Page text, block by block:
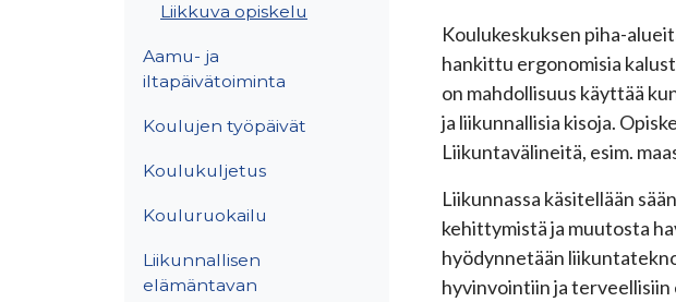
Liikkuva opiskelu
Aamu- ja
iltapäivätoiminta
Koulujen työpäivät
Koulukuljetus
Kouluruokailu
Liikunnallisen
elämäntavan
Koulukeskuksen piha-
hankittu ergonomisia
on mahdollisuus käyttää
ja liikunnallisia kisoja.
Liikuntavälineitä, esim.
Liikunnassa käsitellään
kehittymistä ja muutosta
hyödynnetään
hyvinvointiin ja terveellisiin